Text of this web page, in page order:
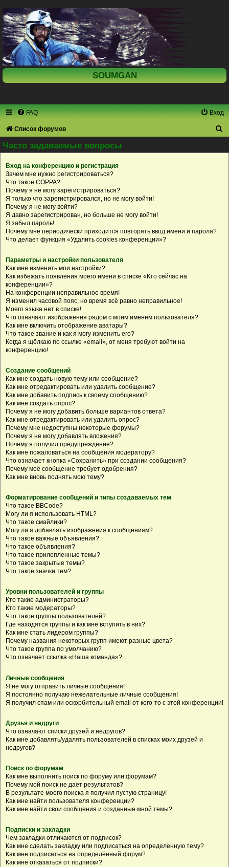
SOUMGAN
FAQ Вход
Список форумов
и
Часто задаваемые вопросы
Вход на конференцию и регистрация
Зачем мне нужно регистрироваться?
Что такое COPPA?
Почему я не могу зарегистрироваться?
Я только что зарегистрировался, но не могу войти!
Почему я не могу войти?
Я давно зарегистрирован, но больше не могу войти!
Я забыл пароль!
Почему мне периодически приходится повторять ввод имени и пароля?
Что делает функция «Удалить cookies конференции»?
Параметры и настройки пользователя
Как мне изменить мои настройки?
Как избежать появления моего имени в списке «Кто сейчас на
конференции»?
На конференции неправильное время!
Я изменил часовой пояс, но время всё равно неправильное!
Моего языка нет в списке!
Что означают изображения рядом с моим именем пользователя?
Как мне включить отображение аватары?
Что такое звание и как я могу изменить его?
Когда я щёлкаю по ссылке «email», от меня требуют войти на
конференцию!
Создание сообщений
Как мне создать новую тему или сообщение?
Как мне отредактировать или удалить сообщение?
Как мне добавить подпись к своему сообщению?
Как мне создать опрос?
Почему я не могу добавить больше вариантов ответа?
Как мне отредактировать или удалить опрос?
Почему мне недоступны некоторые форумы?
Почему я не могу добавлять вложения?
Почему я получил предупреждение?
Как мне пожаловаться на сообщения модератору?
Что означает кнопка «Сохранить» при создании сообщения?
Почему моё сообщение требует одобрения?
Как мне вновь поднять мою тему?
Форматирование сообщений и типы создаваемых тем
Что такое BBCode?
Могу ли я использовать HTML?
Что такое смайлики?
Могу ли я добавлять изображения к сообщениям?
Что такое важные объявления?
Что такое объявления?
Что такое прилепленные темы?
Что такое закрытые темы?
Что такое значки тем?
Уровни пользователей и группы
Кто такие администраторы?
Кто такие модераторы?
Что такое группы пользователей?
Где находятся группы и как мне вступить в них?
Как мне стать лидером группы?
Почему названия некоторых групп имеют разные цвета?
Что такое группа по умолчанию?
Что означает ссылка «Наша команда»?
Личные сообщения
Я не могу отправить личные сообщения!
Я постоянно получаю нежелательные личные сообщения!
Я получил спам или оскорбительный email от кого-то с этой конференции!
Друзья и недруги
Что означают списки друзей и недругов?
Как мне добавлять/удалять пользователей в списках моих друзей и
недругов?
Поиск по форумам
Как мне выполнить поиск по форуму или форумам?
Почему мой поиск не даёт результатов?
В результате моего поиска я получил пустую страницу!
Как мне найти пользователя конференции?
Как мне найти свои сообщения и созданные мной темы?
Подписки и закладки
Чем закладки отличаются от подписок?
Как мне сделать закладку или подписаться на определённую тему?
Как мне подписаться на определённый форум?
Как мне отказаться от подписки?